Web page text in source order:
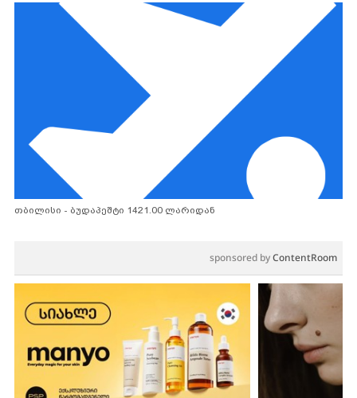
თბილისი - ბუდაპეშტი 1421.00 ლარიდან
sponsored byContentRoom